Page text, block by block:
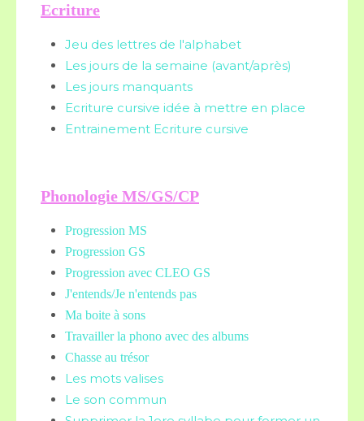
Ecriture
Jeu des lettres de l'alphabet
Les jours de la semaine (avant/après)
Les jours manquants
Ecriture cursive idée à mettre en place
Entrainement Ecriture cursive
Phonologie MS/GS/CP
Progression MS
Progression GS
Progression avec CLEO GS
J'entends/Je n'entends pas
Ma boite à sons
Travailler la phono avec des albums
Chasse au trésor
Les mots valises
Le son commun